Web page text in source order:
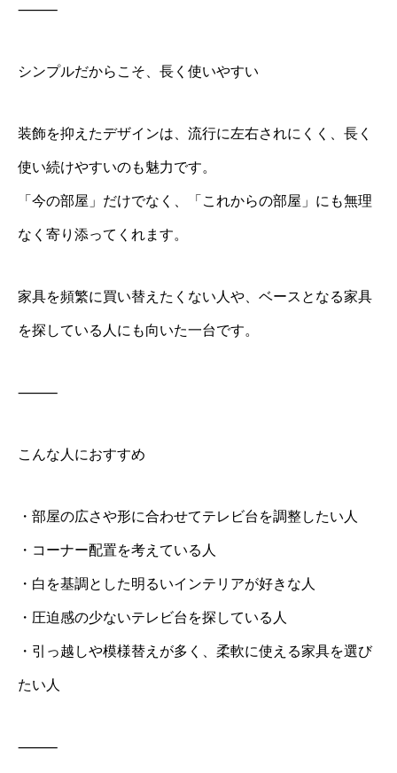
⸻
シンプルだからこそ、長く使いやすい
装飾を抑えたデザインは、流行に左右されにくく、長く
使い続けやすいのも魅力です。
「今の部屋」だけでなく、「これからの部屋」にも無理
なく寄り添ってくれます。
家具を頻繁に買い替えたくない人や、ベースとなる家具
を探している人にも向いた一台です。
⸻
こんな人におすすめ
・部屋の広さや形に合わせてテレビ台を調整したい人
・コーナー配置を考えている人
・白を基調とした明るいインテリアが好きな人
・圧迫感の少ないテレビ台を探している人
・引っ越しや模様替えが多く、柔軟に使える家具を選び
たい人
⸻